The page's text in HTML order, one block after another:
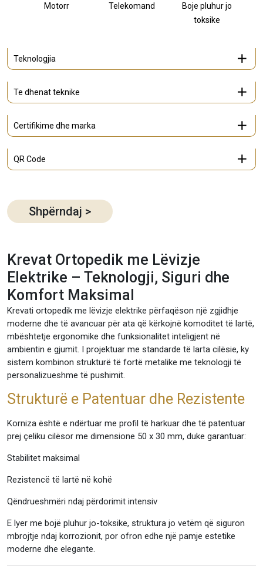
Motorr Telekomand
Boje pluhur jo
toksike
Teknologjia
Te dhenat teknike
Certifikime dhe marka
QR Code
Shpërndaj >
Krevat Ortopedik me Lëvizje
Elektrike – Teknologji, Siguri dhe
Komfort Maksimal
Krevati ortopedik me lëvizje elektrike përfaqëson një zgjidhje
moderne dhe të avancuar për ata që kërkojnë komoditet të lartë,
mbështetje ergonomike dhe funksionalitet inteligjent në
ambientin e gjumit. I projektuar me standarde të larta cilësie, ky
sistem kombinon strukturë të fortë metalike me teknologji të
personalizueshme të pushimit.
Strukturë e Patentuar dhe Rezistente
Korniza është e ndërtuar me profil të harkuar dhe të patentuar
prej çeliku cilësor me dimensione 50 x 30 mm, duke garantuar:
Stabilitet maksimal
Rezistencë të lartë në kohë
Qëndrueshmëri ndaj përdorimit intensiv
E lyer me bojë pluhur jo-toksike, struktura jo vetëm që siguron
mbrojtje ndaj korrozionit, por ofron edhe një pamje estetike
moderne dhe elegante.